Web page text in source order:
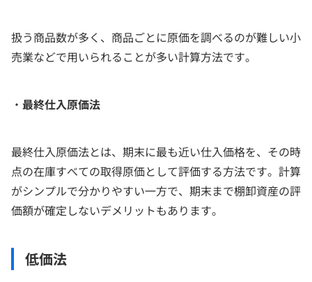
扱う商品数が多く、商品ごとに原価を調べるのが難しい小
売業などで用いられることが多い計算方法です。
・ 最終仕入原価法
最終仕入原価法とは、期末に最も近い仕入価格を、その時
点の在庫すべての取得原価として評価する方法です。計算
がシンプルで分かりやすい一方で、期末まで棚卸資産の評
価額が確定しないデメリットもあります。
低価法